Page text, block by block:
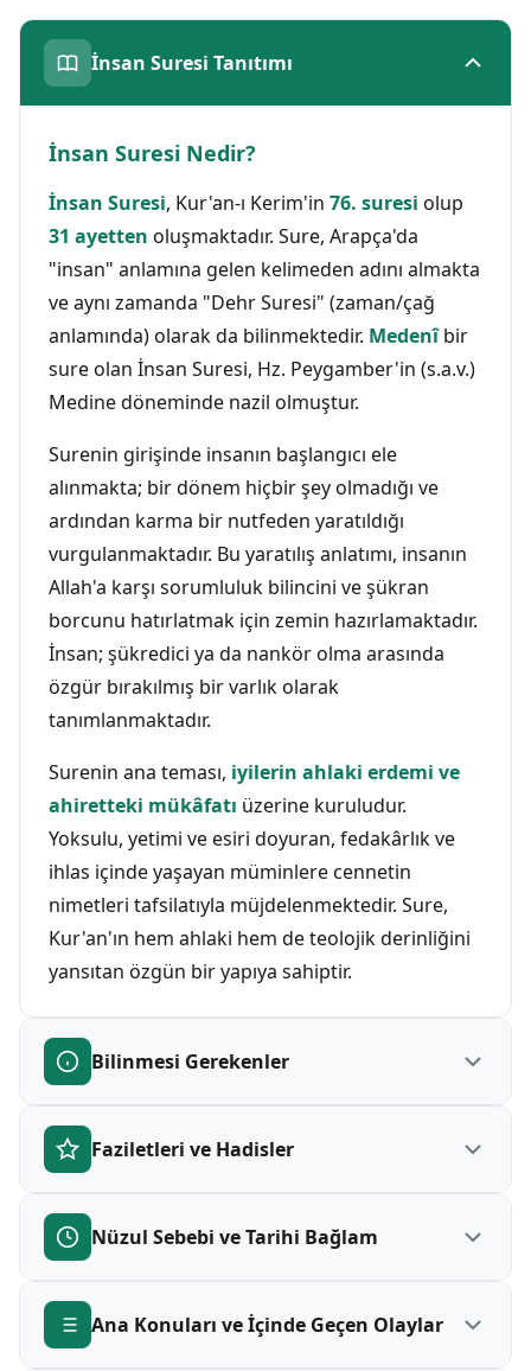
İnsan Suresi Tanıtımı
İnsan Suresi Nedir?
İnsan Suresi, Kur'an-ı Kerim'in 76. suresi olup
31 ayetten oluşmaktadır. Sure, Arapça'da
"insan" anlamına gelen kelimeden adını almakta
ve aynı zamanda "Dehr Suresi" (zaman/çağ
anlamında) olarak da bilinmektedir. Medenîbir
sure olan İnsan Suresi, Hz. Peygamber'in (s.a.v.)
Medine döneminde nazil olmuştur.
Surenin girişinde insanın başlangıcı ele
alınmakta; bir dönem hiçbir şey olmadığı ve
ardından karma bir nutfeden yaratıldığı
vurgulanmaktadır. Bu yaratılış anlatımı, insanın
Allah'a karşı sorumluluk bilincini ve şükran
borcunu hatırlatmak için zemin hazırlamaktadır.
İnsan; şükredici ya da nankör olma arasında
özgür bırakılmış bir varlık olarak
tanımlanmaktadır.
Surenin ana teması, iyilerin ahlaki erdemi ve
ahiretteki mükâfatı üzerine kuruludur.
Yoksulu, yetimi ve esiri doyuran, fedakârlık ve
ihlas içinde yaşayan müminlere cennetin
nimetleri tafsilatıyla müjdelenmektedir. Sure,
Kur'an'ın hem ahlaki hem de teolojik derinliğini
yansıtan özgün bir yapıya sahiptir.
Bilinmesi Gerekenler
İnsan Suresi Hakkında Bilinmesi
Kur'an'daki sırası: İnsan Suresi, Mushaf'ta
Ayet sayısı:Sure, toplam 31 ayetten
oluşmaktadır.
Faziletleri ve Hadisler
Hz. Peygamber (s.a.v.) Cuma sabahı namazında
nimetleri detaylı tasvir edilir.
Nüzul Sebebi ve Tarihi Bağlam
İnsanın yaratılış gayesini ve ahiret gerçeğini
Ana Konuları ve İçinde Geçen Olaylar